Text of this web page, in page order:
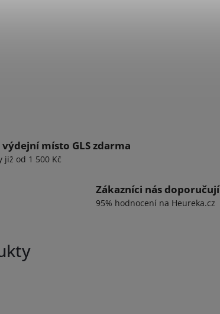
místo GLS zdarma
již od 1 500 Kč
Zákazníci nás doporučují
95% hodnocení na Heureka.cz